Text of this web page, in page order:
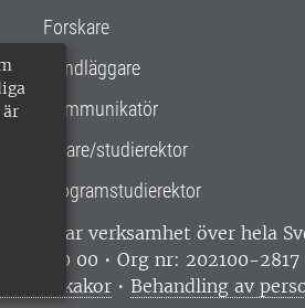
är
Forskare
Handläggare
Kommunikatör
Lärare/studierektor
Programstudierektor
har verksamhet över hela
67 10 00 • Org nr: 202100-2817
kakor •Behandling av